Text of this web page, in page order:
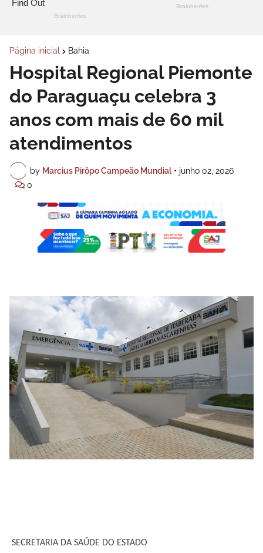
Página inicial Bahia
Hospital Regional Piemonte
do Paraguaçu celebra 3
anos com mais de 60 mil
atendimentos
by Marcius Pirôpo Campeão Mundial • junho 02, 2026
0
SECRETARIA DA SAÚDE DO ESTADO